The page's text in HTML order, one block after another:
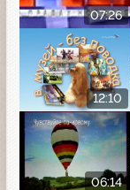
07:26
12:10
06:14